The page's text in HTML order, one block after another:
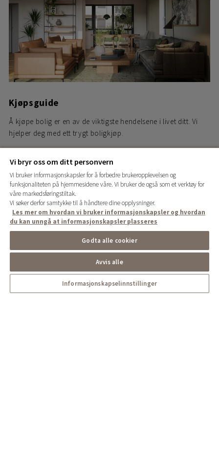
Kjøpsguide
Å kjøpe bolig er en av de viktigste hendelsene i livet ditt. Vi
hjelper deg med ett trygt boligkjøp.
Vi bryr oss om ditt personvern
Vi bruker informasjonskapsler for å forbedre brukeropplevelsen og
funksjonaliteten på hjemmesidene våre. Vi bruker de også som et verktøy for
våre markedsføringstiltak.
Vi søker derfor samtykke til å håndtere dine opplysninger.
Les mer om hvordan vi bruker informasjonskapsler og hvordan
du kan unngå at informasjonskapsler plasseres
Godta alle cookier
Avvis alle
Informasjonskapselinnstillinger